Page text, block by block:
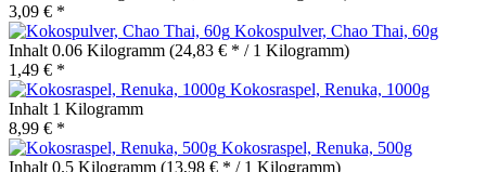
3,09 € *
Kokospulver, Chao Thai, 60g
Inhalt 0.06 Kilogramm (24,83 € * / 1 Kilogramm)
1,49 € *
Kokosraspel, Renuka, 1000g
Inhalt 1 Kilogramm
8,99 € *
Kokosraspel, Renuka, 500g
Inhalt 0.5 Kilogramm (13,98 € * / 1 Kilogramm)